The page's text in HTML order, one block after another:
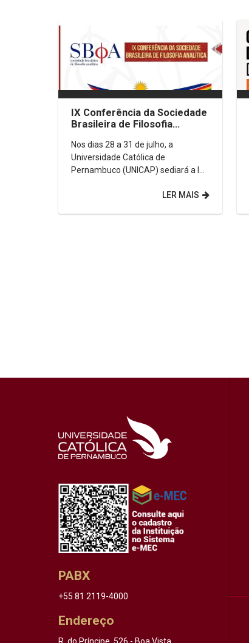
IX Conferência da Sociedade
Brasileira de Filosofia
Nos dias 28 a 31 de julho, a
Universidade Católica de
Pernambuco (UNICAP) sediará a IX
Brasileira de Filosofia Analítica
LER MAIS
PABX
+55 81 2119-4000
Endereço